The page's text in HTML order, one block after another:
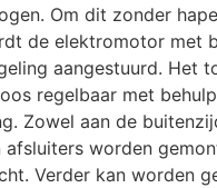
Om dit zonder
de elektromotor met
aangestuurd. Het
regelbaar met
Zowel aan de
afsluiters worden
Verder kan worden